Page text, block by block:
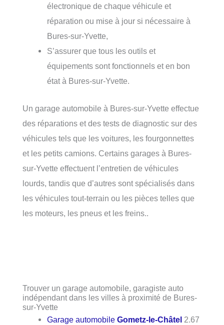
électronique de chaque véhicule et
réparation ou mise à jour si nécessaire à
Bures-sur-Yvette,
S’assurer que tous les outils et
équipements sont fonctionnels et en bon
état à Bures-sur-Yvette.
Un garage automobile à Bures-sur-Yvette effectue
des réparations et des tests de diagnostic sur des
véhicules tels que les voitures, les fourgonnettes
et les petits camions. Certains garages à Bures-
sur-Yvette effectuent l’entretien de véhicules
lourds, tandis que d’autres sont spécialisés dans
les véhicules tout-terrain ou les pièces telles que
les moteurs, les pneus et les freins..
Trouver un garage automobile, garagiste auto
indépendant dans les villes à proximité de Bures-
sur-Yvette
Garage automobileGometz-le-Châtel 2.67